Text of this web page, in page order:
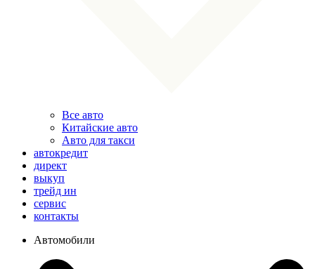
Все авто
Китайские авто
Авто для такси
автокредит
директ
выкуп
трейд ин
сервис
контакты
Автомобили